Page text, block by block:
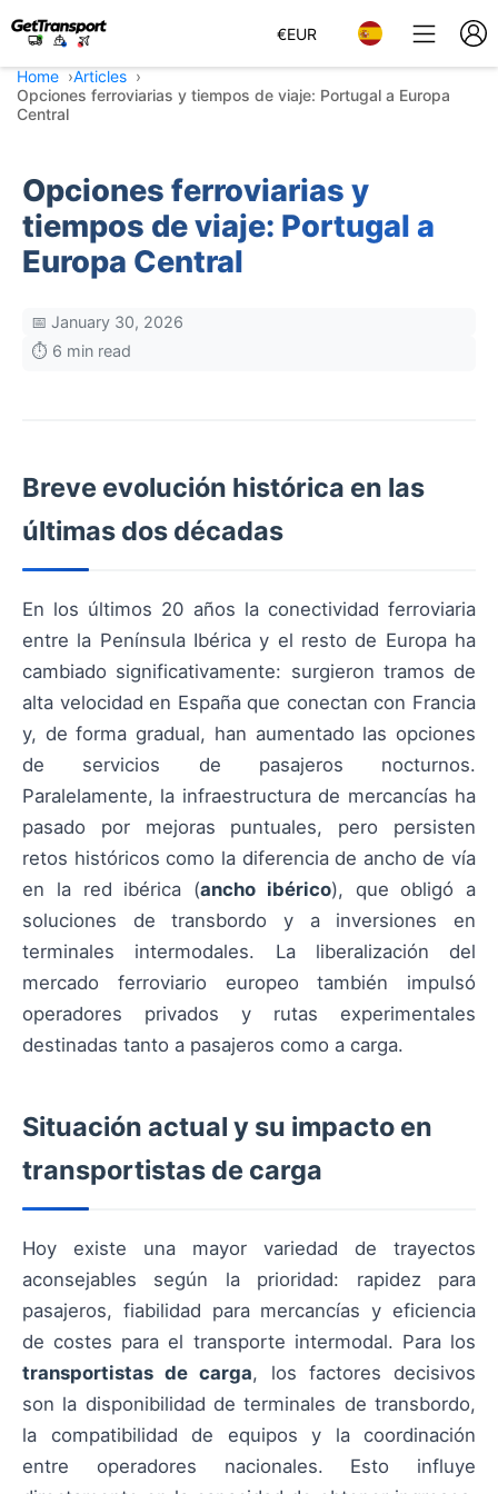
€EUR
Home
Articles
Opciones ferroviarias y tiempos de viaje: Portugal a Europa
Central
Opciones ferroviarias y
tiempos de viaje: Portugal a
Europa Central
📅 January 30, 2026
⏱️ 6 min read
Breve evolución histórica en las
últimas dos décadas
En los últimos 20 años la conectividad ferroviaria
entre la Península Ibérica y el resto de Europa ha
cambiado significativamente: surgieron tramos de
alta velocidad en España que conectan con Francia
y, de forma gradual, han aumentado las opciones
de servicios de pasajeros nocturnos.
Paralelamente, la infraestructura de mercancías ha
pasado por mejoras puntuales, pero persisten
retos históricos como la diferencia de ancho de vía
en la red ibérica (ancho ibérico), que obligó a
soluciones de transbordo y a inversiones en
terminales intermodales. La liberalización del
mercado ferroviario europeo también impulsó
operadores privados y rutas experimentales
destinadas tanto a pasajeros como a carga.
Situación actual y su impacto en
transportistas de carga
Hoy existe una mayor variedad de trayectos
aconsejables según la prioridad: rapidez para
pasajeros, fiabilidad para mercancías y eficiencia
de costes para el transporte intermodal. Para los
transportistas de carga, los factores decisivos
son la disponibilidad de terminales de transbordo,
la compatibilidad de equipos y la coordinación
entre operadores nacionales. Esto influye